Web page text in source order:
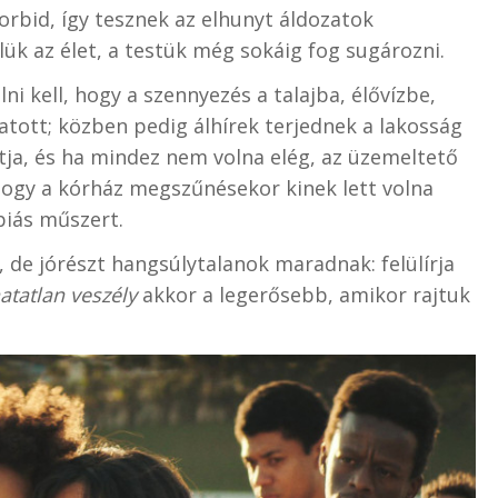
így tesznek az elhunyt áldozatok
az élet, a testük még sokáig fog sugározni.
kell, hogy a szennyezés a talajba, élővízbe,
közben pedig álhírek terjednek a lakosság
és ha mindez nem volna elég, az üzemeltető
a kórház megszűnésekor kinek lett volna
műszert.
jórészt hangsúlytalanok maradnak: felülírja
veszélyakkor a legerősebb, amikor rajtuk